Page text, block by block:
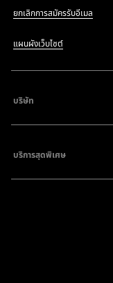
ยกเลิกการสมัครรับอีเมล
แผนผังเว็บไซต์
บริษัท
บริการสุดพิเศษ